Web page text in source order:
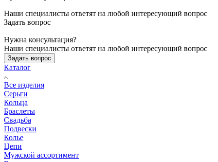
Наши специалисты ответят на любой интересующий вопрос
Задать вопрос
Нужна консультация?
Наши специалисты ответят на любой интересующий вопрос
Задать вопрос
Каталог
Все изделия
Серьги
Кольца
Браслеты
Свадьба
Подвески
Колье
Цепи
Мужской ассортимент